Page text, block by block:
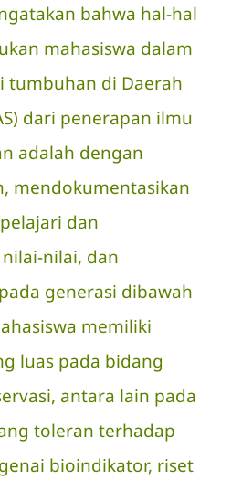
bahwa hal-hal
mahasiswa dalam
tumbuhan di Daerah
dari penerapan ilmu
adalah dengan
mendokumentasikan
dan
nilai, dan
generasi dibawah
memiliki
luas pada bidang
antara lain pada
toleran terhadap
bioindikator, riset